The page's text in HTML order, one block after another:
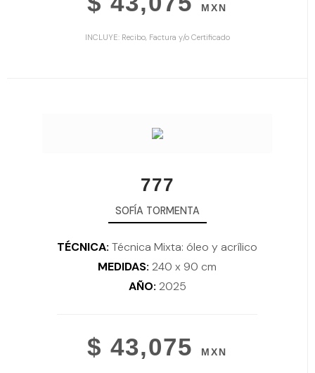
MXN
INCLUYE: Recibo, Factura y/o Certificado
777
SOFÍA TORMENTA
TÉCNICA: Técnica Mixta: óleo y acrílico
MEDIDAS: 240 x 90 cm
AÑO: 2025
$ 43,075 MXN